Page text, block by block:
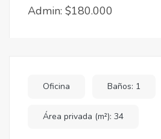
Admin: $180.000
Oficina Baños: 1
Área privada (m²): 34